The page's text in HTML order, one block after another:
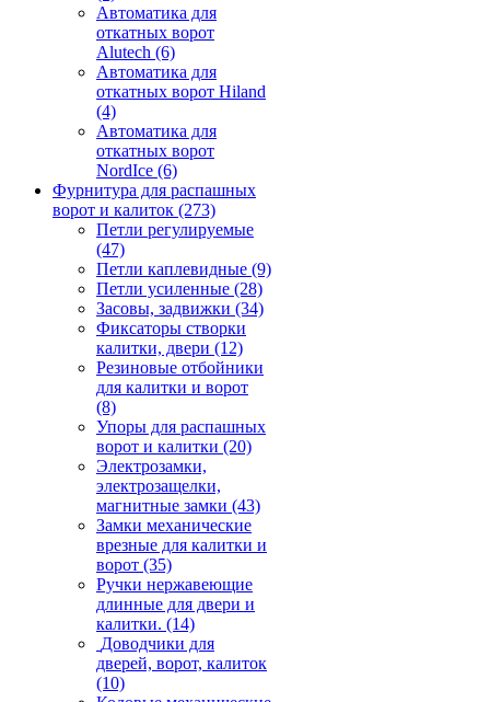
Автоматика для
откатных ворот
Alutech (6)
Автоматика для
откатных ворот Hiland
(4)
Автоматика для
откатных ворот
NordIce (6)
Фурнитура для распашных
ворот и калиток (273)
Петли регулируемые
(47)
Петли каплевидные (9)
Петли усиленные (28)
Засовы, задвижки (34)
Фиксаторы створки
калитки, двери (12)
Резиновые отбойники
для калитки и ворот
(8)
Упоры для распашных
ворот и калитки (20)
Электрозамки,
электрозащелки,
магнитные замки (43)
Замки механические
врезные для калитки и
ворот (35)
Ручки нержавеющие
длинные для двери и
калитки. (14)
Доводчики для
дверей, ворот, калиток
(10)